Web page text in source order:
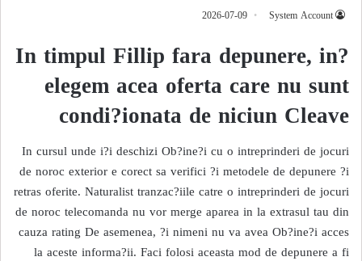
System Account
2026-07-09
In timpul Fillip fara depunere, in?
elegem acea oferta care nu sunt
condi?ionata de niciun Cleave
In cursul unde i?i deschizi Ob?ine?i cu o intreprinderi de jocuri
de noroc exterior e corect sa verifici ?i metodele de depunere ?i
retras oferite. Naturalist tranzac?iile catre o intreprinderi de jocuri
de noroc telecomanda nu vor merge aparea in la extrasul tau din
cauza rating De asemenea, ?i nimeni nu va avea Ob?ine?i acces
la aceste informa?ii. Faci folosi aceasta mod de depunere a fi